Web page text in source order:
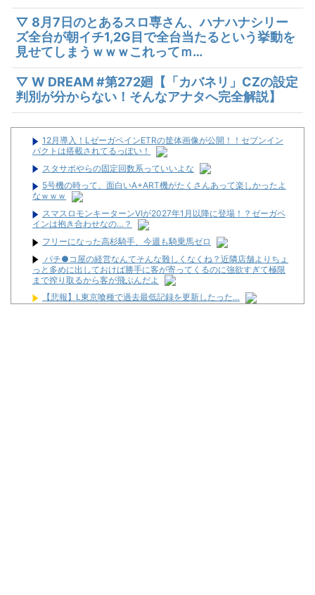
▽ 8月7日のとあるスロ専さん、ハナハナシリー
ズ全台が朝イチ1,2G目で全台当たるという挙動を
見せてしまうｗｗｗこれってｍ…
▽ W DREAM #第272廻【「カバネリ」CZの設定
判別が分からない！そんなアナタへ完全解説】
12月導入！LゼーガペインETRの筐体画像が公開！！セブンイン
パクトは搭載されてるっぽい！
スタサポやらの固定回数系っていいよな
5号機の時って、面白いA+ART機がたくさんあって楽しかったよ
なｗｗｗ
スマスロモンキーターンⅥが2027年1月以降に登場！？ゼーガペ
インは抱き合わせなの…？
フリーになった高杉騎手、今週も騎乗馬ゼロ
パチ●コ屋の経営なんてそんな難しくなくね？近隣店舗よりちょ
っと多めに出しておけば勝手に客が寄ってくるのに強欲すぎて極限
まで搾り取るから客が飛ぶんだよ
【悲報】L東京喰種で過去最低記録を更新したった…